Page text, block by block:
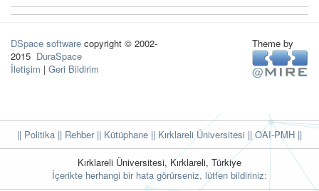
DSpace software copyright © 2002-
2015 DuraSpace
İletişim | Geri Bildirim
Theme by
|| Politika || Rehber|| Kütüphane || Kırklareli Üniversitesi || OAI-PMH ||
Kırklareli Üniversitesi, Kırklareli, Türkiye
İçerikte herhangi bir hata görürseniz, lütfen bildiriniz: